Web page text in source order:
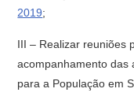
2019;
III – Realizar reuniões
acompanhamento das
para a População em